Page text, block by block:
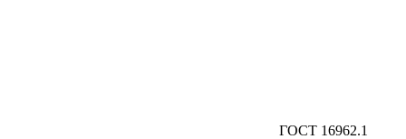
ГОСТ 16962.1